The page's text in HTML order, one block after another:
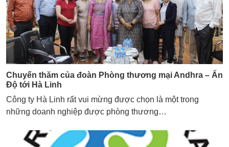
Chuyến thăm của đoàn Phòng thương mại Andhra – Ấn
Độ tới Hà Linh
Công ty Hà Linh rất vui mừng được chọn là một trong
những doanh nghiệp được phòng thương…